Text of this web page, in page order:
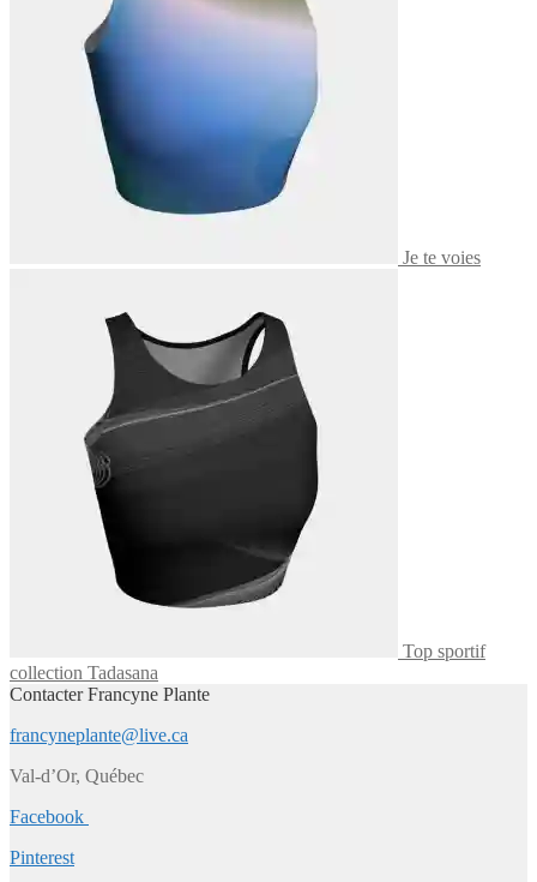
Je te voies
Top sportif
collection Tadasana
Contacter Francyne Plante
francyneplante@live.ca
Val-d’Or, Québec
Facebook
Pinterest